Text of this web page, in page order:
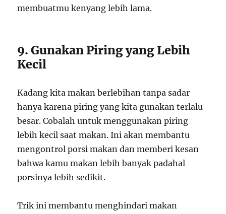
membuatmu kenyang lebih lama.
9. Gunakan Piring yang Lebih
Kecil
Kadang kita makan berlebihan tanpa sadar
hanya karena piring yang kita gunakan terlalu
besar. Cobalah untuk menggunakan piring
lebih kecil saat makan. Ini akan membantu
mengontrol porsi makan dan memberi kesan
bahwa kamu makan lebih banyak padahal
porsinya lebih sedikit.
Trik ini membantu menghindari makan